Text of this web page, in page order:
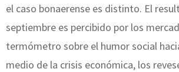
el caso bonaerense es distinto. El
septiembre es percibido por los
termómetro sobre el humor social
medio de la crisis económica, los